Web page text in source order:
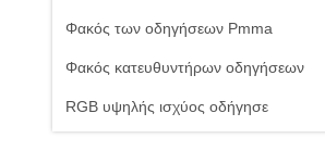
Φακός των οδηγήσεων Pmma
Φακός κατευθυντήρων οδηγήσεων
RGB υψηλής ισχύος οδήγησε